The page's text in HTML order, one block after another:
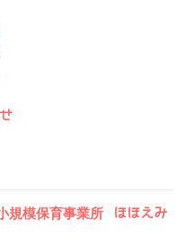
保育事業所 ほほえみ